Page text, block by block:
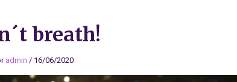
breath!
admin / 16/06/2020